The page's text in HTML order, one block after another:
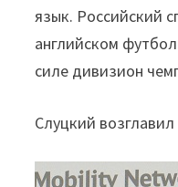
язык. Российский
английском
силе дивизион
Слуцкий